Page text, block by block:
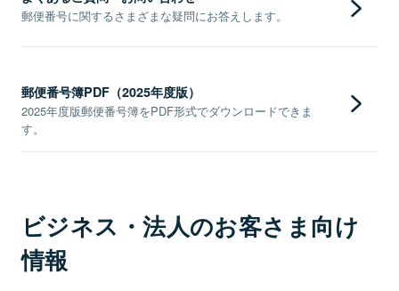
郵便番号に関するさまざまな疑問にお答えします。
郵便番号簿PDF（2025年度版）
2025年度版郵便番号簿をPDF形式でダウンロードできま
す。
ビジネス・法人のお客さま向け
情報